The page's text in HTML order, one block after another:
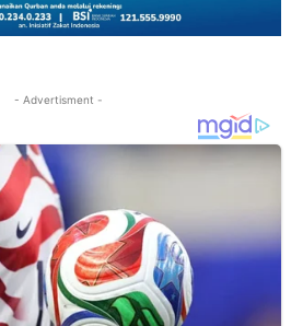
- Advertisment -